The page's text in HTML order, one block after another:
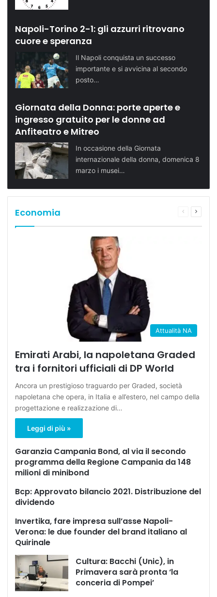
Napoli-Torino 2-1: gli azzurri ritrovano
cuore e speranza
Il Napoli conquista un successo
importante e si avvicina al secondo
posto…
Giornata della Donna: porte aperte e
ingresso gratuito per le donne ad
Anfiteatro e Mitreo
In occasione della Giornata
internazionale della donna, domenica 8
marzo i musei…
Economia
Pagina
Attualità NA
Emirati Arabi, la napoletana Graded
tra i fornitori ufficiali di DP World
Ancora un prestigioso traguardo per Graded, società
napoletana che opera, in Italia e all’estero, nel campo della
progettazione e realizzazione di…
Leggi di più »
Garanzia Campania Bond, al via il secondo
programma della Regione Campania da 148
milioni di minibond
Bcp: Approvato bilancio 2021. Distribuzione del
dividendo
Invertika, fare impresa sull’asse Napoli-
Verona: le due founder del brand italiano al
Quirinale
Cultura: Bacchi (Unic), in
Primavera sarà pronta ‘la
conceria di Pompei’